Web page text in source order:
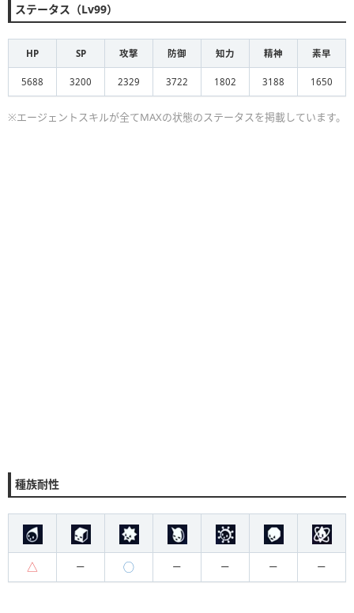
ステータス（Lv99）
HP SP 攻撃 防御 知力 精神 素早
5688 3200 2329 3722 1802 3188 1650
※エージェントスキルが全てMAXの状態のステータスを掲載しています。
種族耐性
△ ー ◯ ー ー ー ー